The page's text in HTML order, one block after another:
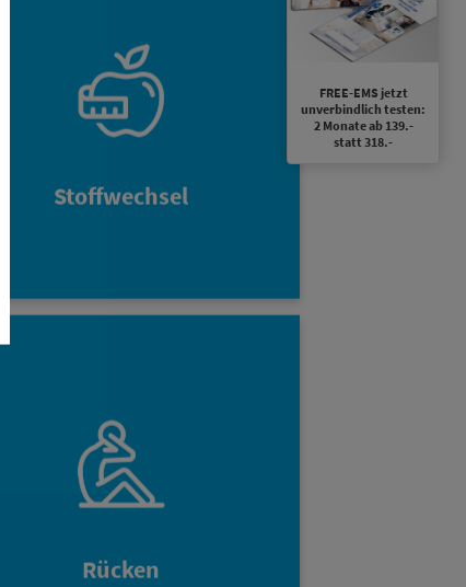
Stoffwechsel
Energieumsatz wird langfristig
gesteigert. Positive Effekte: Gewicht
und Fett werden reduziert und der
Stoffwechsel wird angeregt. Bereits
nach kurzer Zeit sinkt Dein
Rücken
oberen, im mittleren als auch im
unteren Rückenbereich sind
angebracht, die den Strom
FREE-EMS jetzt
unverbindlich testen:
2 Monate ab 139.-
statt 318.-